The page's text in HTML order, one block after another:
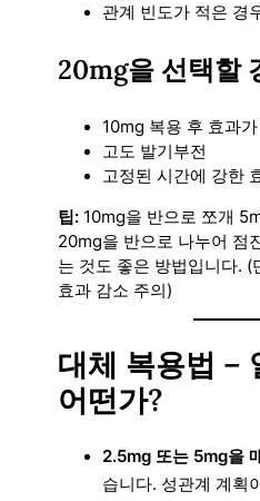
관계 빈도가 적은 경
20mg을 선택할
10mg 복용 후 효과
고도 발기부전
고정된 시간에 강한
팁: 10mg을 반으로 쪼개
20mg을 반으로 나누어 점
는 것도 좋은 방법입니다. (
효과 감소 주의)
대체 복용법 –
어떤가?
2.5mg 또는 5mg을
습니다. 성관계 계획